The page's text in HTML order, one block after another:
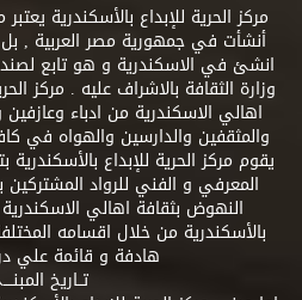
مركز الحرية للإبداع بالأسكندرية
أنشأت في جمهورية مصر العربية ,
انشئ في الاسكندرية و هو تابع
وزارة الثقافة بالاشراف عليه . مركز
اهالي الاسكندرية من ادباء
والمثقفين والدارسين والهواه في
يقوم مركز الحرية للإبداع بالأسكندرية
المعرفي و الفني للرواد
النهوض بثقافة اهالي الاسكندرية
بالأسكندرية من خلال اقسامه
هادفة و قائمة علي
تــاريخ